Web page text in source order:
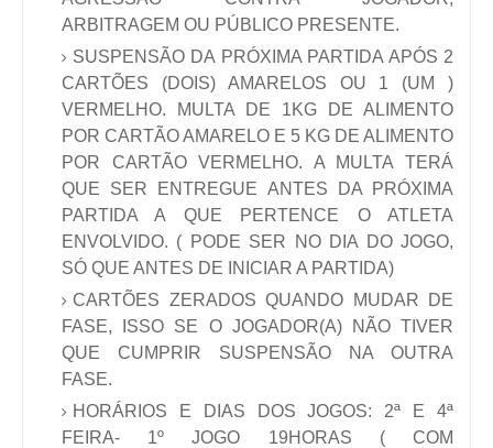
ARBITRAGEM OU PÚBLICO PRESENTE.
SUSPENSÃO DA PRÓXIMA PARTIDA APÓS 2
CARTÕES (DOIS) AMARELOS OU 1 (UM )
VERMELHO. MULTA DE 1KG DE ALIMENTO
POR CARTÃO AMARELO E 5 KG DE ALIMENTO
POR CARTÃO VERMELHO. A MULTA TERÁ
QUE SER ENTREGUE ANTES DA PRÓXIMA
PARTIDA A QUE PERTENCE O ATLETA
ENVOLVIDO. ( PODE SER NO DIA DO JOGO,
SÓ QUE ANTES DE INICIAR A PARTIDA)
CARTÕES ZERADOS QUANDO MUDAR DE
FASE, ISSO SE O JOGADOR(A) NÃO TIVER
QUE CUMPRIR SUSPENSÃO NA OUTRA
FASE.
HORÁRIOS E DIAS DOS JOGOS: 2ª E 4ª
FEIRA- 1º JOGO 19HORAS ( COM